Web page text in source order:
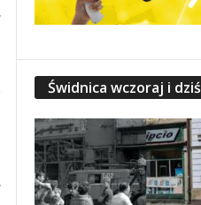
Świdnica wczoraj i dziś